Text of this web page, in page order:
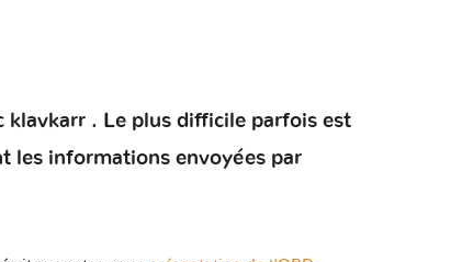
klavkarr . Le plus difficile parfois est
les informations envoyées par